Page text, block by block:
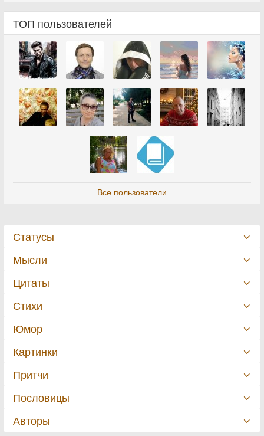
ТОП пользователей
Все пользователи
Статусы
Мысли
Цитаты
Стихи
Юмор
Картинки
Притчи
Пословицы
Авторы